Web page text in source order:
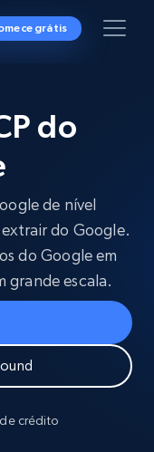
grátis
do
de nível
do Google.
do Google em
grande escala.
de crédito